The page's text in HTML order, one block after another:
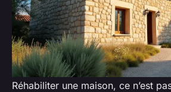
Réhabiliter une maison, ce n’est